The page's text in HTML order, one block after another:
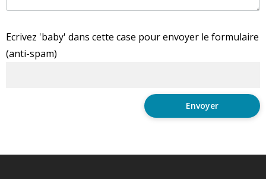
Ecrivez 'baby' dans cette case pour envoyer le formulaire
(anti-spam)